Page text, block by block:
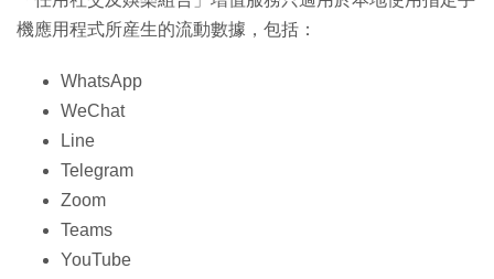
機應用程式所産生的流動數據，包括：
WhatsApp
WeChat
Line
Telegram
Zoom
Teams
YouTube